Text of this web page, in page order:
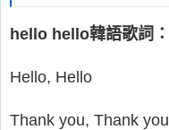
hello hello韓語歌詞：
Hello, Hello
Thank you, Thank you